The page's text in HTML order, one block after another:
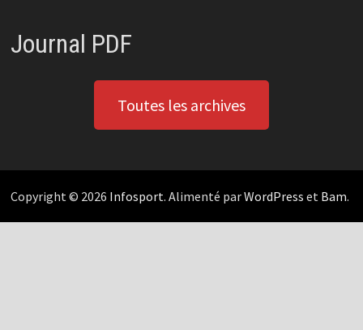
Journal PDF
Toutes les archives
Copyright © 2026 Infosport. Alimenté parWordPress et Bam.